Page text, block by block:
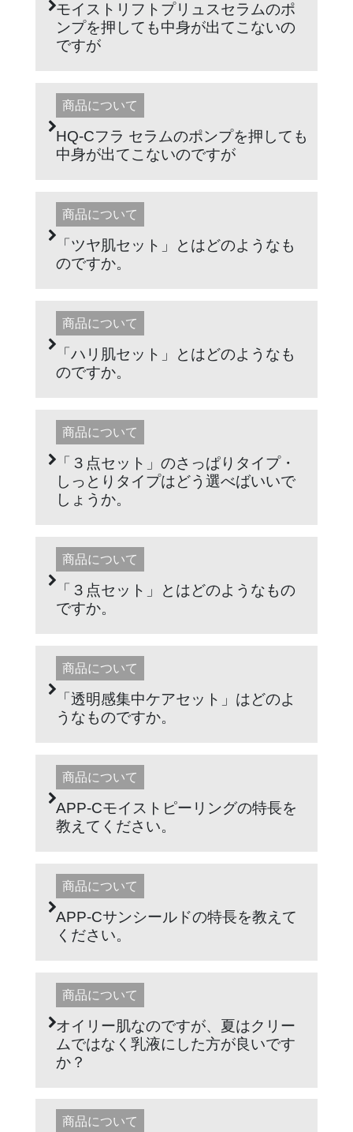
モイストリフトプリュスセラムのポ
ンプを押しても中身が出てこないの
ですが
商品について
HQ-Cフラ セラムのポンプを押しても
中身が出てこないのですが
商品について
「ツヤ肌セット」とはどのようなも
のですか。
商品について
「ハリ肌セット」とはどのようなも
のですか。
商品について
「３点セット」のさっぱりタイプ・
しっとりタイプはどう選べばいいで
しょうか。
商品について
「３点セット」とはどのようなもの
ですか。
商品について
「透明感集中ケアセット」はどのよ
うなものですか。
商品について
APP-Cモイストピーリングの特長を
教えてください。
商品について
APP-Cサンシールドの特長を教えて
ください。
商品について
オイリー肌なのですが、夏はクリー
ムではなく乳液にした方が良いです
か？
商品について